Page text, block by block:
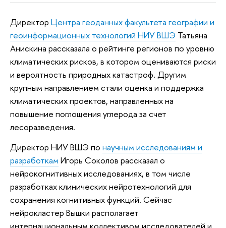
Директор Центра геоданныхфакультета географии и
геоинформационных технологий НИУ ВШЭ Татьяна
Анискина рассказала о рейтинге регионов по уровню
климатических рисков, в котором оцениваются риски
и вероятность природных катастроф. Другим
крупным направлением стали оценка и поддержка
климатических проектов, направленных на
повышение поглощения углерода за счет
лесоразведения.
Директор НИУ ВШЭ по научным исследованиям и
разработкам Игорь Соколов рассказал о
нейрокогнитивных исследованиях, в том числе
разработках клинических нейротехнологий для
сохранения когнитивных функций. Сейчас
нейрокластер Вышки располагает